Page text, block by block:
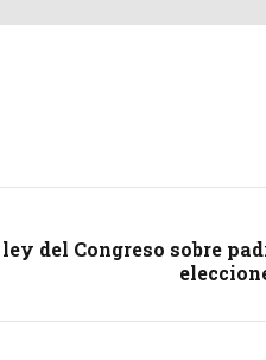
del Congreso sobre